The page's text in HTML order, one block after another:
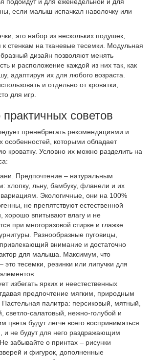
если малыш испачкал наволочку или
это набор из нескольких подушек,
к стенкам на тканевые тесемки. Модульная
дизайн позволяют менять
и расположение каждой из них так, как
адаптируя их для любого возраста.
и отдельно от кроватки,
для игр.
практичных советов
пренебрегать рекомендациями и
особенностей, которыми обладает
кроватку. Условно их можно разделить на
Предпочтение – натуральным
хлопку, льну, бамбуку, фланели и их
Экологичные, они на 100%
не препятствуют естественной
хорошо впитывают влагу и не
при многоразовой стирке и глажке.
Разнообразные пуговицы,
внимание и достаточно
для малыша. Максимум, что
это тесемки, резинки или липучки для
избегать ярких и неестественных
предпочтение мягким, природным
палитра: персиковый, мятный,
светло-салатовый, нежно-голубой и
цвета будут легче всего восприниматься
и не будут для него раздражающим
забывайте о принтах – рисунки
и фигурок, дополненные